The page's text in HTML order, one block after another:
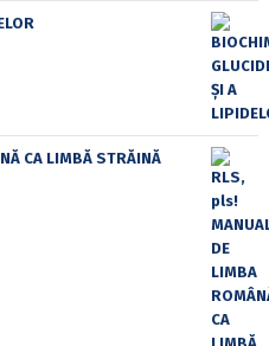
CA LIMBĂ STRĂINĂ